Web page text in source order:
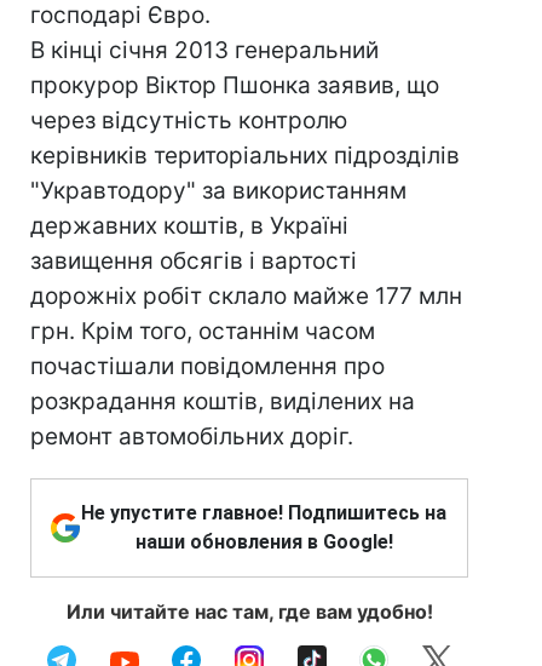
господарі Євро.
В кінці січня 2013 генеральний
прокурор Віктор Пшонка заявив, що
через відсутність контролю
керівників територіальних підрозділів
"Укравтодору" за використанням
державних коштів, в Україні
завищення обсягів і вартості
дорожніх робіт склало майже 177 млн ​​
грн. Крім того, останнім часом
почастішали повідомлення про
розкрадання коштів, виділених на
ремонт автомобільних доріг.
Не упустите главное! Подпишитесь на
наши обновления в Google!
Или читайте нас там, где вам удобно!